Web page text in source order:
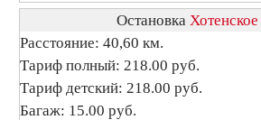
Остановка
Расстояние: 40,60 км.
Тариф полный: 218.00 руб.
Тариф детский: 218.00 руб.
Багаж: 15.00 руб.